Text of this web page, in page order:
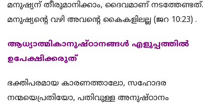
മനുഷ്യന് തീരുമാനിക്കാം, ദൈവമാണ് നടത്തേണ്ടത്.
മനുഷ്യന്റെ വഴി അവന്റെ കൈകളിലല്ല (ജറ 10:23) .
ആധ്യാത്മികാനുഷ്ഠാനങ്ങള്‍ എളുപ്പത്തില്‍
ഉപേക്ഷിക്കരുത്
ഭക്തിപരമായ കാരണത്താലോ, സഹോദര
നന്മയെപ്രതിയോ, പതിവുള്ള അനുഷ്ഠാനം